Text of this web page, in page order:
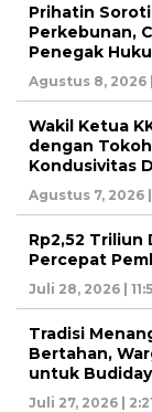
Prihatin
Perkebunan,
Penegak
Agustus 8, 2026
Wakil Ketua
dengan
Kondusivitas
Agustus 7, 2026
Rp2,52 Triliun
Percepat
Juli 28, 2026 |
Tradisi
Bertahan,
untuk
Juli 27, 2026 |